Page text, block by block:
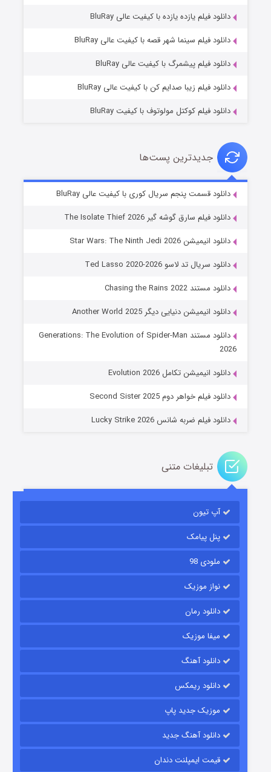
خاندان اژدها فصل ۳
قسمت
۶ (زیرنویس)
باب اسفنجی فصل ۱۷
قسمت۶ (زیرنویس) منتشر شد
قسمت۱۵ (دوبله) منتشر شد
دانلود فیلم یازده یازده با کیفیت عالی BluRay
دانلود فیلم سینما شهر قصه با کیفیت عالی BluRay
دانلود فیلم پیشمرگ با کیفیت عالی BluRay
دانلود فیلم زیبا صدایم کن با کیفیت عالی BluRay
دانلود فیلم کوکتل مولوتوف با کیفیت BluRay
جدیدترین پست‌ها
دانلود قسمت پنجم سریال کوری با کیفیت عالی BluRay
دانلود فیلم سارق گوشه گیر The Isolate Thief 2026
دانلود انیمیشن Star Wars: The Ninth Jedi 2026
دانلود سریال تد لاسو Ted Lasso 2020-2026
دانلود مستند Chasing the Rains 2022
دانلود انیمیشن دنیایی دیگر Another World 2025
دانلود مستند Generations: The Evolution of Spider-Man
2026
دانلود انیمیشن تکامل Evolution 2026
دانلود فیلم خواهر دوم Second Sister 2025
دانلود فیلم ضربه شانس Lucky Strike 2026
تبلیغات متنی
آپ تیون
پنل پیامک
ملودی 98
نواز موزیک
دانلود رمان
میفا موزیک
دانلود آهنگ
دانلود ریمکس
موزیک جدید پاپ
دانلود آهنگ جدید
قیمت ایمپلنت دندان